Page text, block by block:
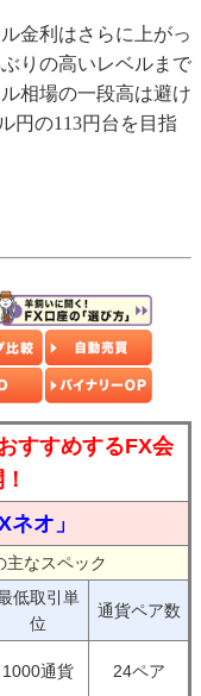
金利はさらに上がっ
りの高いレベルまで
相場の一段高は避け
円の113円台を目指
すすめするFX会
オ」
主なスペック
低取引単
位
通貨ペア数
1000通貨 24ペア